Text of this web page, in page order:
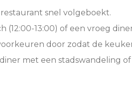
snel volgeboekt.
13:00) of een vroeg diner
door zodat de
met een stadswandeling